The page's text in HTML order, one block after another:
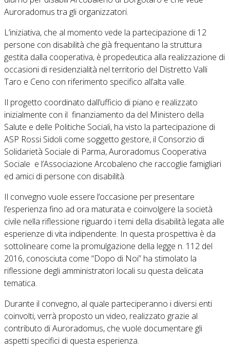
Auroradomus tra gli organizzatori.
L’iniziativa, che al momento vede la partecipazione di 12
persone con disabilità che già frequentano la struttura
gestita dalla cooperativa, è propedeutica alla realizzazione di
occasioni di residenzialità nel territorio del Distretto Valli
Taro e Ceno con riferimento specifico all’alta valle.
Il progetto coordinato dall’ufficio di piano e realizzato
inizialmente con il finanziamento da del Ministero della
Salute e delle Politiche Sociali, ha visto la partecipazione di
ASP Rossi Sidoli come soggetto gestore, il Consorzio di
Solidarietà Sociale di Parma, Auroradomus Cooperativa
Sociale e l’Associazione Arcobaleno che raccoglie famigliari
ed amici di persone con disabilità.
Il convegno vuole essere l’occasione per presentare
l’esperienza fino ad ora maturata e coinvolgere la società
civile nella riflessione riguardo i temi della disabilità legata alle
esperienze di vita indipendente. In questa prospettiva è da
sottolineare come la promulgazione della legge n. 112 del
2016, conosciuta come “Dopo di Noi” ha stimolato la
riflessione degli amministratori locali su questa delicata
tematica.
Durante il convegno, al quale parteciperanno i diversi enti
coinvolti, verrà proposto un video, realizzato grazie al
contributo di Auroradomus, che vuole documentare gli
aspetti specifici di questa esperienza.